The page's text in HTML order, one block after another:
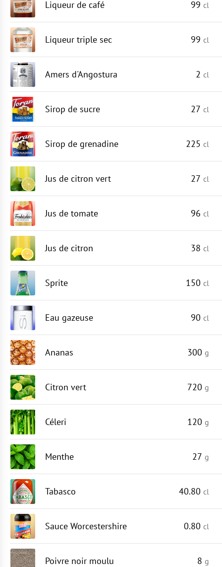
Liqueur de café 99 cl
Liqueur triple sec 99 cl
Amers d'Angostura 2 cl
Sirop de sucre 27 cl
Sirop de grenadine 225 cl
Jus de citron vert 27 cl
Jus de tomate 96 cl
Jus de citron 38 cl
Sprite 150 cl
Eau gazeuse 90 cl
Ananas 300 g
Citron vert 720 g
Céleri 120 g
Menthe 27 g
Tabasco 40.80 cl
Sauce Worcestershire 0.80 cl
Poivre noir moulu 8 g